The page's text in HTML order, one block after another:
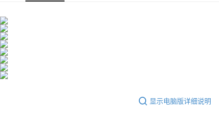
显示电脑版详细说明